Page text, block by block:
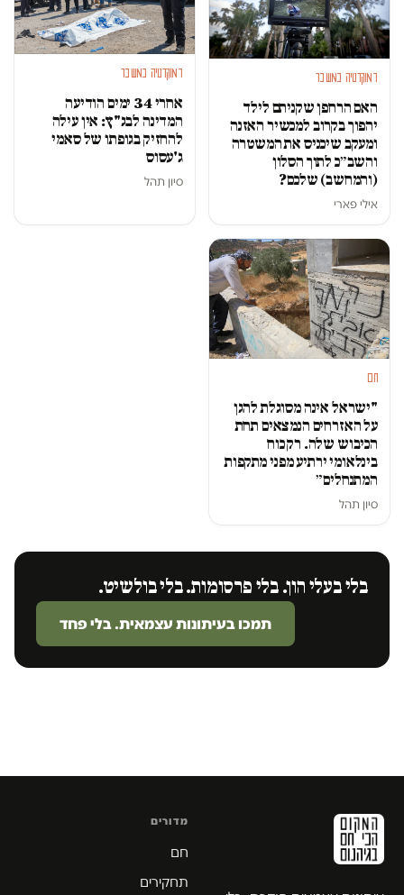
דמוקרטיה במשבר
האם הרחפן שקניתם לילד
יהפוך בקרוב למכשיר האזנה
ומעקב שיכניס את המשטרה
והשב״כ לתוך הסלון
(והמחשב) שלכם?
אילי פארי
דמוקרטיה במשבר
אחרי 34 ימים הודיעה
המדינה לבג"ץ: אין עילה
להחזיק בגופתו של סאמי
ג'עסוס
סיון תהל
חם
"ישראל אינה מסוגלת להגן
על האזרחים הנמצאים תחת
הכיבוש שלה. רק כוח
בינלאומי ירתיע מפני מתקפות
המתנחלים״
סיון תהל
בלי בעלי הון. בלי פרסומות. בלי בולשיט.
תמכו בעיתונות עצמאית. בלי פחד
מדורים
חם
תחקירים